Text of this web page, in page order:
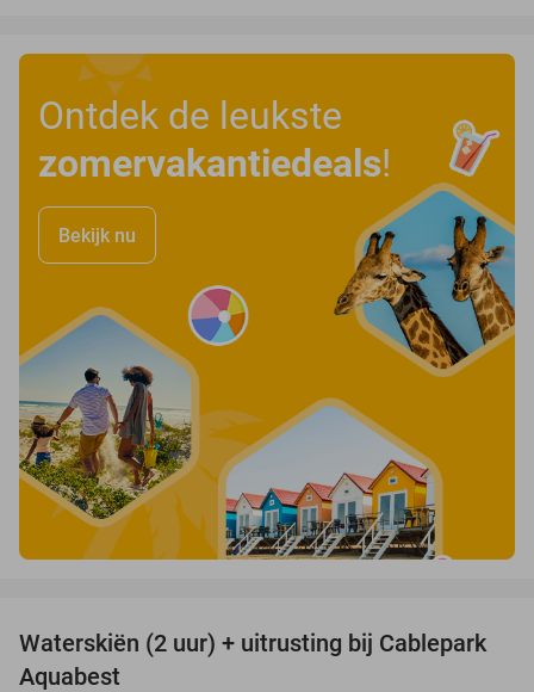
Ontdek de leukste
zomervakantiedeals!
Bekijk nu
47%
Waterskiën (2 uur) + uitrusting bij Cablepark
Aquabest